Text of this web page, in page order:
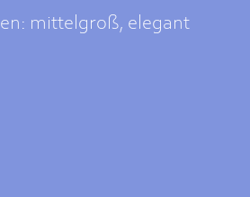
mittelgroß, elegant